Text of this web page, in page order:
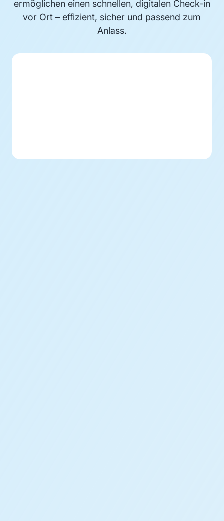
ermöglichen einen schnellen, digitalen Check-in
vor Ort – effizient, sicher und passend zum
Anlass.